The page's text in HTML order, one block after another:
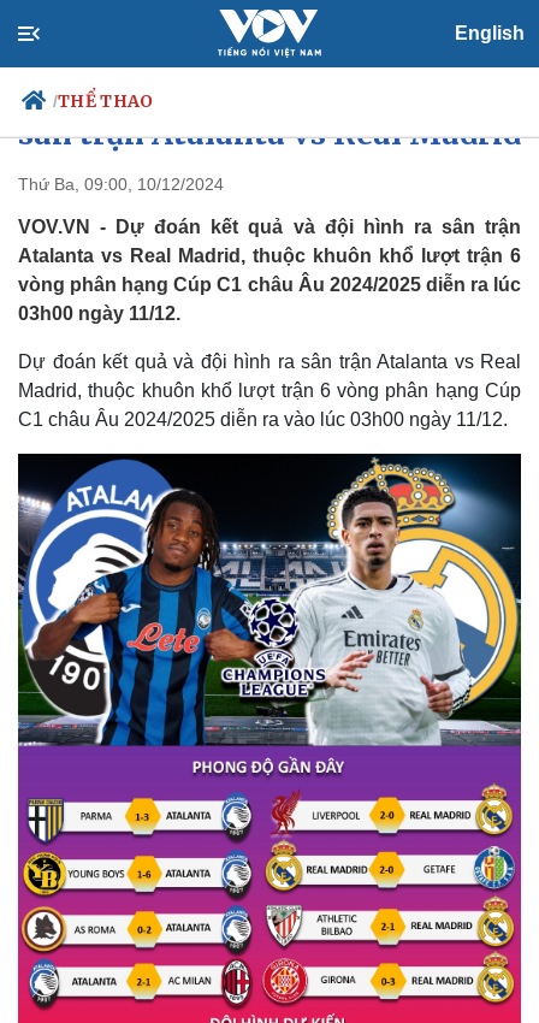
English
/THỂ THAO
Chính trị
Đảng
Tổ chức nhân sự
Quốc hội
Xã hội
Tin 24h
Dự báo thời tiết
Việc làm
Biển đảo
Dự đoán kết quả và đội hình ra
sân trận Atalanta vs Real Madrid
Thứ Ba, 09:00, 10/12/2024
VOV.VN - Dự đoán kết quả và đội hình ra sân trận
Atalanta vs Real Madrid, thuộc khuôn khổ lượt trận 6
vòng phân hạng Cúp C1 châu Âu 2024/2025 diễn ra lúc
03h00 ngày 11/12.
Dự đoán kết quả và đội hình ra sân trận Atalanta vs Real
Madrid, thuộc khuôn khổ lượt trận 6 vòng phân hạng Cúp
C1 châu Âu 2024/2025 diễn ra vào lúc 03h00 ngày 11/12.